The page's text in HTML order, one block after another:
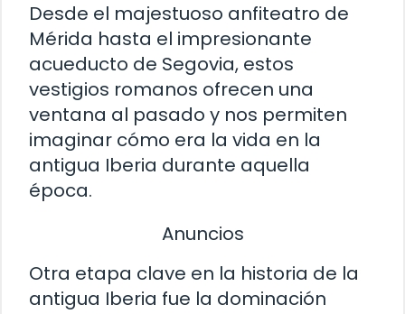
Desde el majestuoso anfiteatro de
Mérida hasta el impresionante
acueducto de Segovia, estos
vestigios romanos ofrecen una
ventana al pasado y nos permiten
imaginar cómo era la vida en la
antigua Iberia durante aquella
época.
Anuncios
Otra etapa clave en la historia de la
antigua Iberia fue la dominación